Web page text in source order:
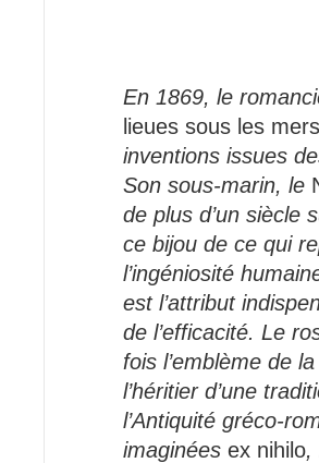
En 1869, le
lieues sous les mers
inventions issues
Son sous-marin, le
de plus d’un siècle
ce bijou de ce qui
l’ingéniosité
est l’attribut
de l’efficacité. Le
fois l’emblème de
l’héritier d’une
l’Antiquité gréco-
imaginées ex nihilo,